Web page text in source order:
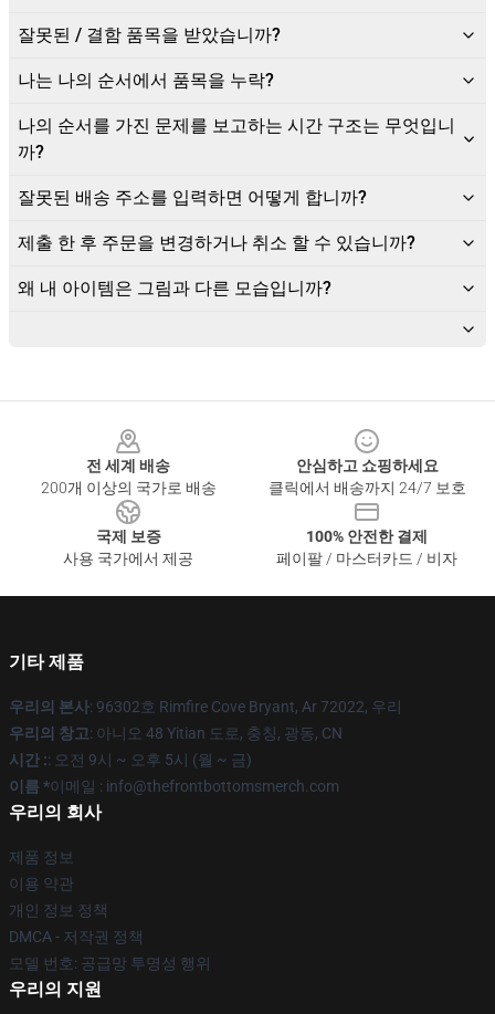
잘못된 / 결함 품목을 받았습니까?
나는 나의 순서에서 품목을 누락?
나의 순서를 가진 문제를 보고하는 시간 구조는 무엇입니
까?
잘못된 배송 주소를 입력하면 어떻게 합니까?
제출 한 후 주문을 변경하거나 취소 할 수 있습니까?
왜 내 아이템은 그림과 다른 모습입니까?
전 세계 배송
200개 이상의 국가로 배송
안심하고 쇼핑하세요
클릭에서 배송까지 24/7 보호
국제 보증
사용 국가에서 제공
100% 안전한 결제
페이팔 / 마스터카드 / 비자
기타 제품
우리의 본사: 96302호 Rimfire Cove Bryant, Ar 72022, 우리
우리의 창고: 아니오 48 Yitian 도로, 충칭, 광동, CN
시간 :: 오전 9시 ~ 오후 5시 (월 ~ 금)
이름 *이메일 : info@thefrontbottomsmerch.com
우리의 회사
제품 정보
이용 약관
개인 정보 정책
DMCA - 저작권 정책
모델 번호: 공급망 투명성 행위
우리의 지원